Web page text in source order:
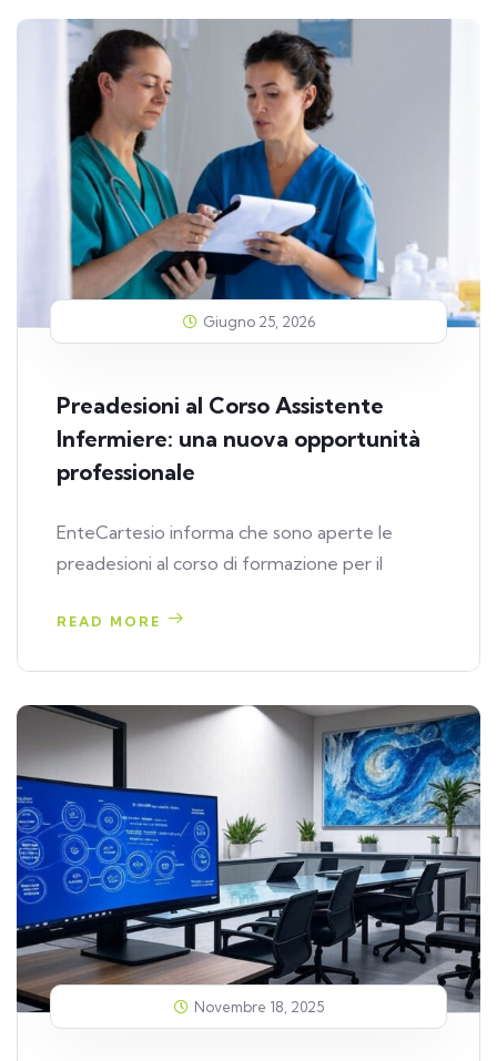
Giugno 25, 2026
Preadesioni al Corso Assistente
Infermiere: una nuova opportunità
professionale
EnteCartesio informa che sono aperte le
preadesioni al corso di formazione per il
READ MORE
Novembre 18, 2025